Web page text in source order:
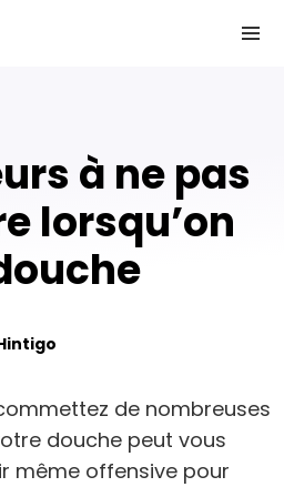
lorsqu’on
de nombreuses
douche peut vous
même offensive pour